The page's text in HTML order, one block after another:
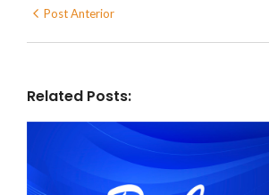
Post Anterior
Related Posts: